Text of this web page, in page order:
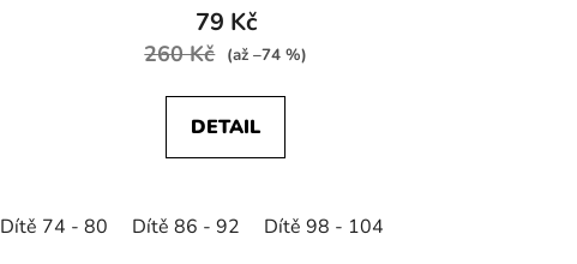
79 Kč
260 Kč (až –74 %)
DETAIL
Dítě 74 - 80 Dítě 86 - 92 Dítě 98 - 104